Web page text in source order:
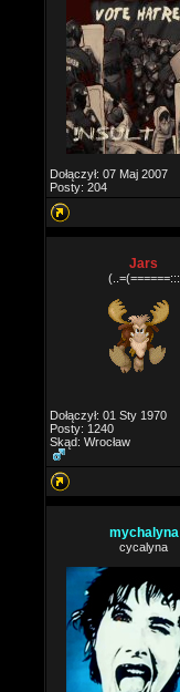
Dołączył: 07 Maj 2007
Posty: 204
Jars
(..=(======:::
Dołączył: 01 Sty 1970
Posty: 1240
Skąd: Wrocław
mychalyna
cycalyna